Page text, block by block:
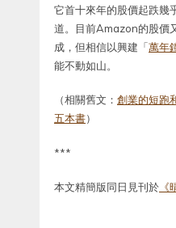
它首十來年的股價起跌幾
道。目前Amazon的股價
成，但相信以興建「萬年
能不動如山。
（相關舊文： 創業的短跑
五本書）
***
本文精簡版同日見刊於